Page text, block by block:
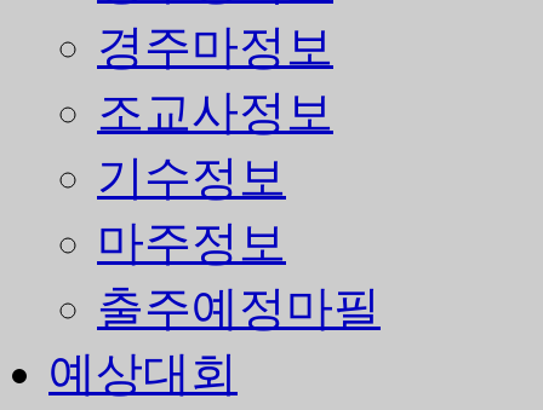
경주마정보
조교사정보
기수정보
마주정보
출주예정마필
예상대회